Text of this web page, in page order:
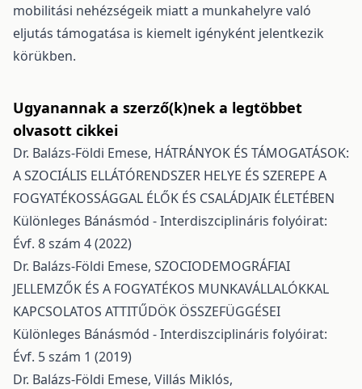
mobilitási nehézségeik miatt a munkahelyre való
eljutás támogatása is kiemelt igényként jelentkezik
körükben.
Ugyanannak a szerző(k)nek a legtöbbet
olvasott cikkei
Dr. Balázs-Földi Emese, HÁTRÁNYOK ÉS TÁMOGATÁSOK:
A SZOCIÁLIS ELLÁTÓRENDSZER HELYE ÉS SZEREPE A
FOGYATÉKOSSÁGGAL ÉLŐK ÉS CSALÁDJAIK ÉLETÉBEN
Különleges Bánásmód - Interdiszciplináris folyóirat:
Évf. 8 szám 4 (2022)
Dr. Balázs-Földi Emese, SZOCIODEMOGRÁFIAI
JELLEMZŐK ÉS A FOGYATÉKOS MUNKAVÁLLALÓKKAL
KAPCSOLATOS ATTITŰDÖK ÖSSZEFÜGGÉSEI
Különleges Bánásmód - Interdiszciplináris folyóirat:
Évf. 5 szám 1 (2019)
Dr. Balázs-Földi Emese, Villás Miklós,